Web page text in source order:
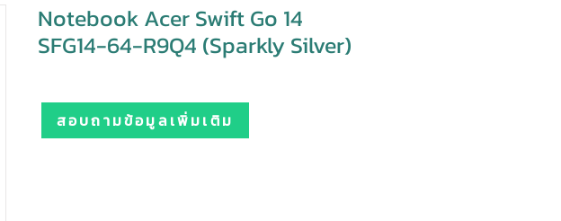
Notebook Acer Swift Go 14
SFG14-64-R9Q4 (Sparkly Silver)
สอบถามข้อมูลเพิ่มเติม